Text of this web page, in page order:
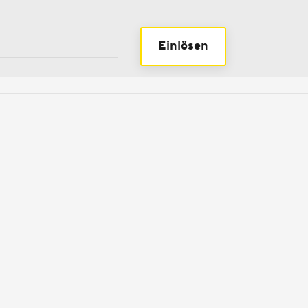
Einlösen